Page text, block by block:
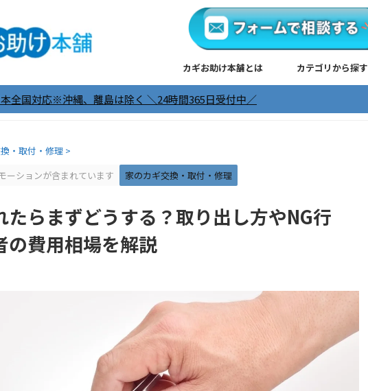
カギお助け本舗とは カテゴリから探す
離島は除く ＼24時間365日受付中／
・取付・修理 >
ーションが含まれています
家のカギ交換・取付・修理
たらまずどうする？取り出し方やNG行
の費用相場を解説